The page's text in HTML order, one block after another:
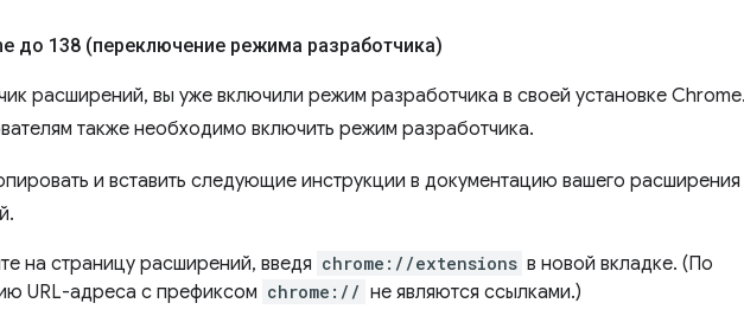
до 138 (переключение режима разработчика)
расширений, вы уже включили режим разработчика в своей установке Chrome.
также необходимо включить режим разработчика.
и вставить следующие инструкции в документацию вашего расширения
на страницу расширений, введя chrome://extensions в новой вкладке. (По
URL-адреса с префиксом chrome:// не являются ссылками.)